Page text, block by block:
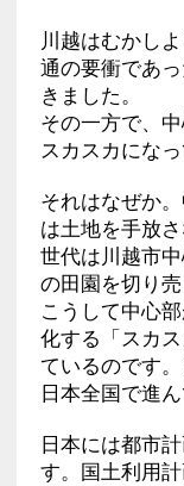
川越はむかし
通の要衝であ
きました。
その一方で、
スカスカにな
それはなぜか
は土地を手放
世代は川越市
の田園を切り
こうして中心
化する「スカ
ているのです
日本全国で進ん
日本には都市
す。国土利用